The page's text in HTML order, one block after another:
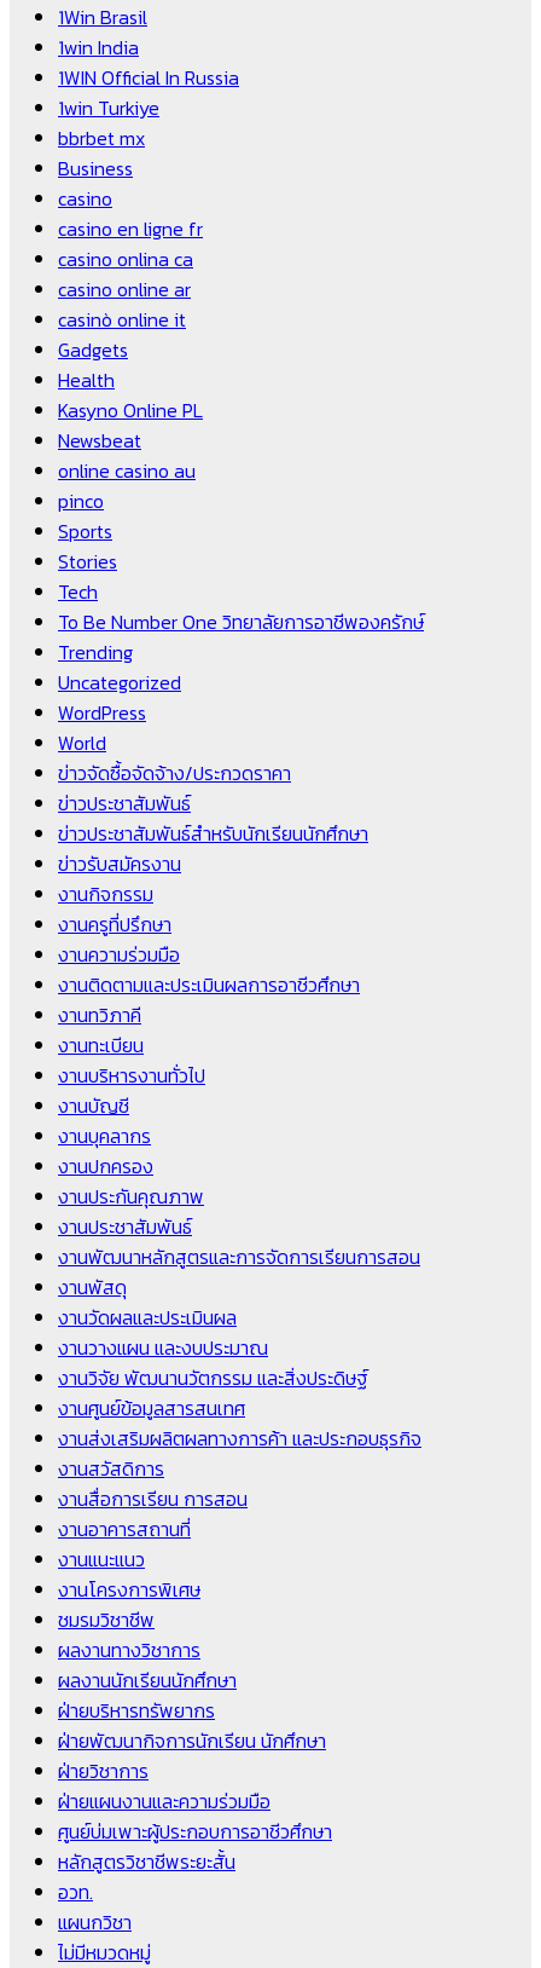
1Win Brasil
1win India
1WIN Official In Russia
1win Turkiye
bbrbet mx
Business
casino
casino en ligne fr
casino onlina ca
casino online ar
casinò online it
Gadgets
Health
Kasyno Online PL
Newsbeat
online casino au
pinco
Sports
Stories
Tech
To Be Number One วิทยาลัยการอาชีพองครักษ์
Trending
Uncategorized
WordPress
World
ข่าวจัดซื้อจัดจ้าง/ประกวดราคา
ข่าวประชาสัมพันธ์
ข่าวประชาสัมพันธ์สำหรับนักเรียนนักศึกษา
ข่าวรับสมัครงาน
งานกิจกรรม
งานครูที่ปรึกษา
งานความร่วมมือ
งานติดตามและประเมินผลการอาชีวศึกษา
งานทวิภาคี
งานทะเบียน
งานบริหารงานทั่วไป
งานบัญชี
งานบุคลากร
งานปกครอง
งานประกันคุณภาพ
งานประชาสัมพันธ์
งานพัฒนาหลักสูตรและการจัดการเรียนการสอน
งานพัสดุ
งานวัดผลและประเมินผล
งานวางแผน และงบประมาณ
งานวิจัย พัฒนานวัตกรรม และสิ่งประดิษฐ์
งานศูนย์ข้อมูลสารสนเทศ
งานส่งเสริมผลิตผลทางการค้า และประกอบธุรกิจ
งานสวัสดิการ
งานสื่อการเรียน การสอน
งานอาคารสถานที่
งานแนะแนว
งานโครงการพิเศษ
ชมรมวิชาชีพ
ผลงานทางวิชาการ
ผลงานนักเรียนนักศึกษา
ฝ่ายบริหารทรัพยากร
ฝ่ายพัฒนากิจการนักเรียน นักศึกษา
ฝ่ายวิชาการ
ฝ่ายแผนงานและความร่วมมือ
ศูนย์บ่มเพาะผู้ประกอบการอาชีวศึกษา
หลักสูตรวิชาชีพระยะสั้น
อวท.
แผนกวิชา
ไม่มีหมวดหมู่